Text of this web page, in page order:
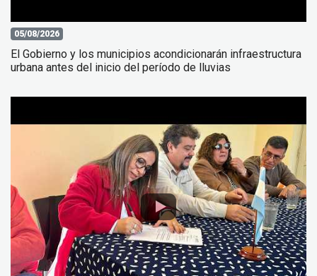
05/08/2026
El Gobierno y los municipios acondicionarán infraestructura
urbana antes del inicio del período de lluvias